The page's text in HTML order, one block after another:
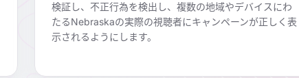
検証し、不正行為を検出し、複数の地域やデバイスにわ
たるNebraskaの実際の視聴者にキャンペーンが正しく表
示されるようにします。